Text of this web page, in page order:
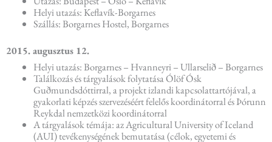
Helyi utazás: Keflavík-Borgarnes
Szállás: Borgarnes Hostel, Borgarnes
2015. augusztus 12.
Helyi utazás: Borgarnes – Hvanneyri – Ullarselið – Borgarnes
Találkozás és tárgyalások folytatása Ólöf Ósk
Guðmundsdóttirral, a projekt izlandi kapcsolattartójával, a
gyakorlati képzés szervezéséért felelős koordinátorral és Þórunn
Reykdal nemzetközi koordinátorral
A tárgyalások témája: az Agricultural University of Iceland
(AUI) tevékenységének bemutatása (célok, egyetemi és